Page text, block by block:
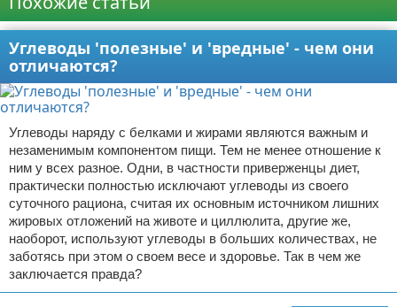
Углеводы 'полезные' и 'вредные' - чем они
отличаются?
Углеводы наряду с белками и жирами являются важным и
незаменимым компонентом пищи. Тем не менее отношение к
ним у всех разное. Одни, в частности приверженцы диет,
практически полностью исключают углеводы из своего
суточного рациона, считая их основным источником лишних
жировых отложений на животе и циллюлита, другие же,
наоборот, используют углеводы в больших количествах, не
заботясь при этом о своем весе и здоровье. Так в чем же
заключается правда?